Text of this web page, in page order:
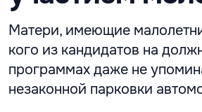
Матери, имеющие
кого из кандидатов на
программах даже не
незаконной парковки